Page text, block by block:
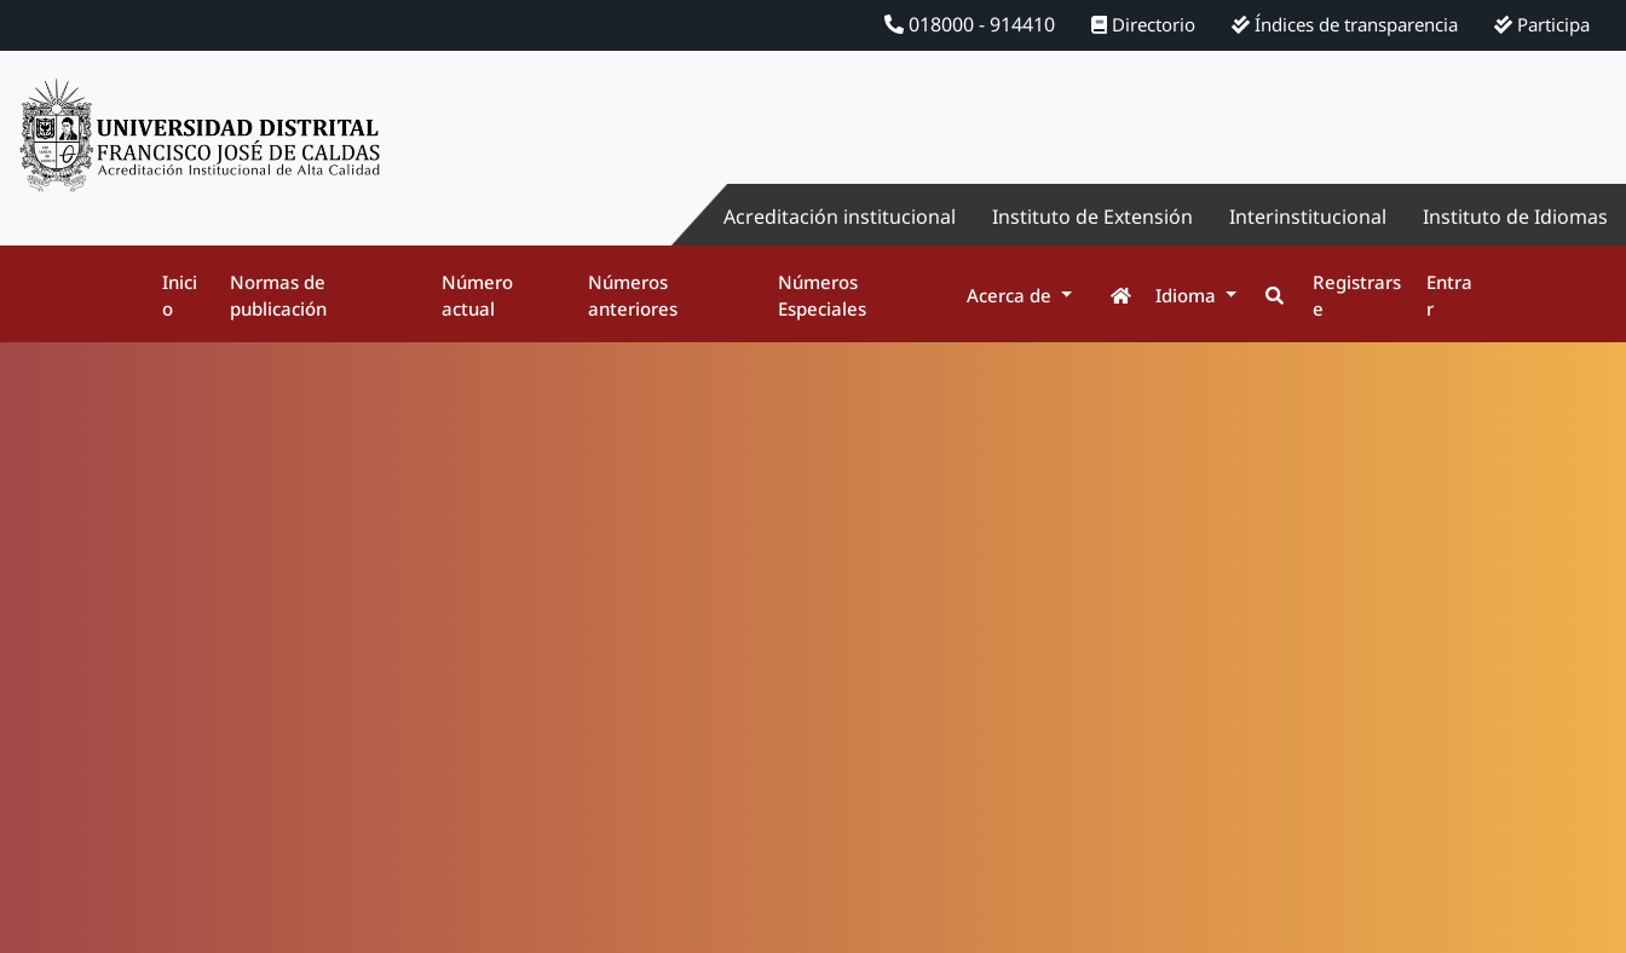
018000 - 914410 Directorio Índices de transparencia Participa
Acreditación institucional Instituto de Extensión Interinstitucional Instituto de Idiomas
Inici
o
Normas de
publicación
Número
actual
Números
anteriores
Números
Especiales
Acerca de Idioma
Registrars
e
Entra
r